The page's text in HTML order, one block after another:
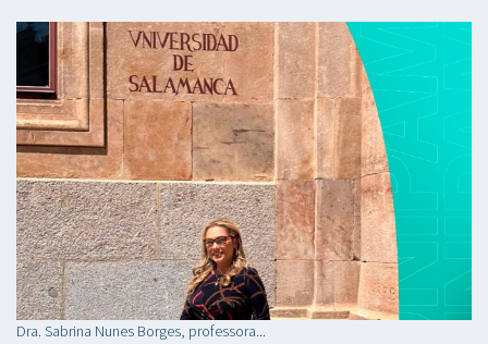
Dra. Sabrina Nunes Borges, professora...